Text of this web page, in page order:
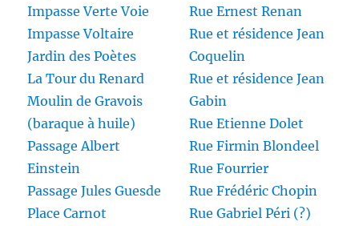
Impasse Verte Voie
Impasse Voltaire
Jardin des Poètes
La Tour du Renard
Moulin de Gravois
(baraque à huile)
Passage Albert
Einstein
Passage Jules Guesde
Place Carnot
Rue Ernest Renan
Rue et résidence Jean
Coquelin
Rue et résidence Jean
Gabin
Rue Etienne Dolet
Rue Firmin Blondeel
Rue Fourrier
Rue Frédéric Chopin
Rue Gabriel Péri (?)